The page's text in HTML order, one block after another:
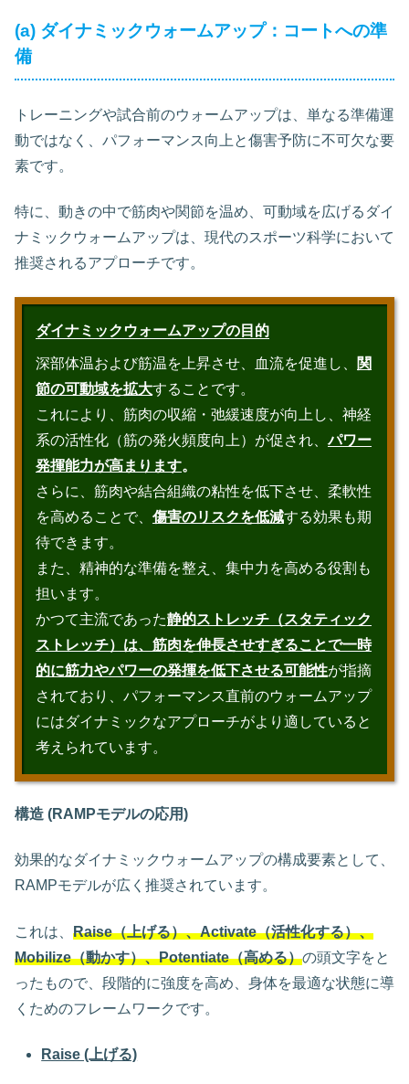
(a) ダイナミックウォームアップ：コートへの準
備
トレーニングや試合前のウォームアップは、単なる準備運
動ではなく、パフォーマンス向上と傷害予防に不可欠な要
素です。
特に、動きの中で筋肉や関節を温め、可動域を広げるダイ
ナミックウォームアップは、現代のスポーツ科学において
推奨されるアプローチです。
ダイナミックウォームアップの目的
深部体温および筋温を上昇させ、血流を促進し、
関
節の可動域を拡大することです。
これにより、筋肉の収縮・弛緩速度が向上し、神経
系の活性化（筋の発火頻度向上）が促され、パワー
発揮能力が高まります。
さらに、筋肉や結合組織の粘性を低下させ、柔軟性
を高めることで、 傷害のリスクを低減する効果も期
待できます。
また、精神的な準備を整え、集中力を高める役割も
担います。
かつて主流であった静的ストレッチ（スタティック
ストレッチ）は、筋肉を伸長させすぎることで一時
的に筋力やパワーの発揮を低下させる可能性が指摘
されており、パフォーマンス直前のウォームアップ
にはダイナミックなアプローチがより適していると
考えられています。
構造 (RAMPモデルの応用)
効果的なダイナミックウォームアップの構成要素として、
RAMPモデルが広く推奨されています。
これは、 Raise（上げる）、Activate（活性化する）、
Mobilize（動かす）、Potentiate（高める）の頭文字をと
ったもので、段階的に強度を高め、身体を最適な状態に導
くためのフレームワークです。
Raise (上げる)